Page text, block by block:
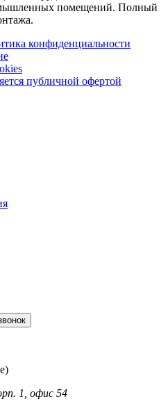
помещений. Полный
конфиденциальности
публичной офертой
1, офис 54